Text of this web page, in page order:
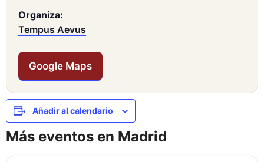
Organiza:
Tempus Aevus
Google Maps
Añadir al calendario
Más eventos en Madrid